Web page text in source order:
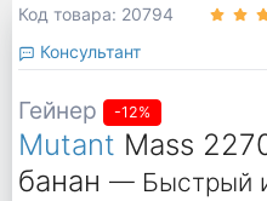
Код товара: 20794
Консультант
Гейнер -12%
Mutant Mass
банан — Быстрый